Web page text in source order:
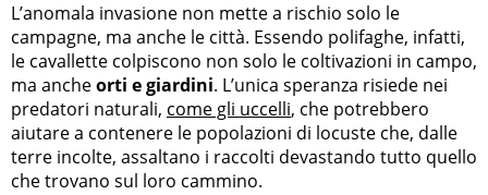
L’anomala invasione non mette a rischio solo le
campagne, ma anche le città. Essendo polifaghe, infatti,
le cavallette colpiscono non solo le coltivazioni in campo,
ma ancheorti e giardini. L’unica speranza risiede nei
predatori naturali, come gli uccelli, che potrebbero
aiutare a contenere le popolazioni di locuste che, dalle
terre incolte, assaltano i raccolti devastando tutto quello
che trovano sul loro cammino.